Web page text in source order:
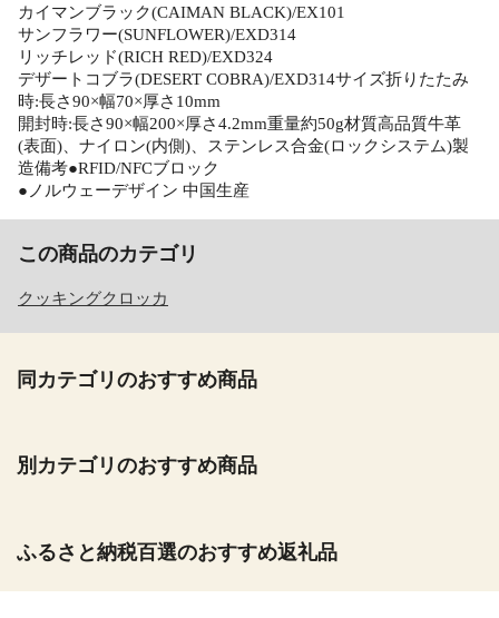
カイマンブラック(CAIMAN BLACK)/EX101
サンフラワー(SUNFLOWER)/EXD314
リッチレッド(RICH RED)/EXD324
デザートコブラ(DESERT COBRA)/EXD314サイズ折りたたみ
時:長さ90×幅70×厚さ10mm
開封時:長さ90×幅200×厚さ4.2mm重量約50g材質高品質牛革
(表面)、ナイロン(内側)、ステンレス合金(ロックシステム)製
造備考●RFID/NFCブロック
●ノルウェーデザイン 中国生産
この商品のカテゴリ
クッキングクロッカ
同カテゴリのおすすめ商品
別カテゴリのおすすめ商品
ふるさと納税百選のおすすめ返礼品